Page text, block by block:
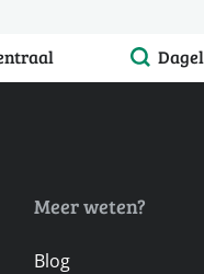
Meer weten?
Blog